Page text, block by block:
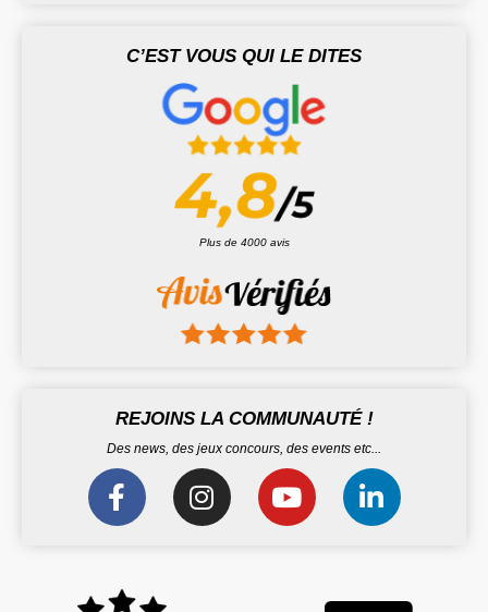
C’EST VOUS QUI LE DITES
Plus de 4000 avis
REJOINS LA COMMUNAUTÉ !
Des news, des jeux concours, des events etc...